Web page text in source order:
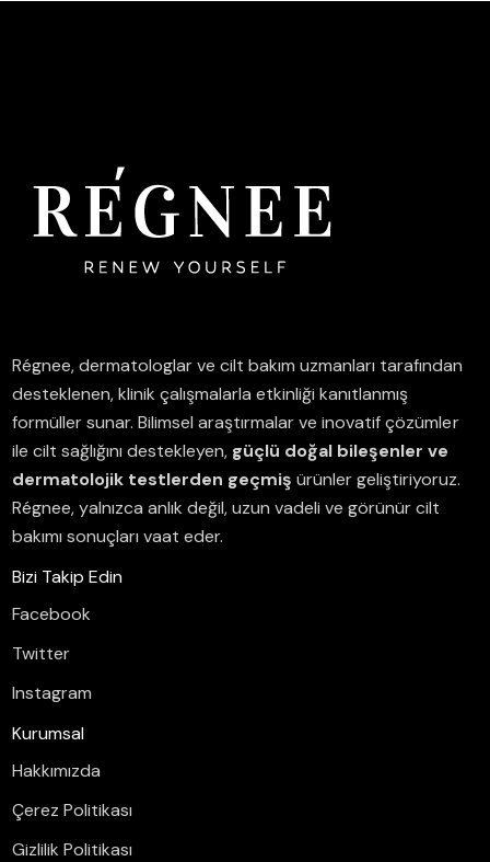
Régnee, dermatologlar ve cilt bakım uzmanları tarafından
desteklenen, klinik çalışmalarla etkinliği kanıtlanmış
formüller sunar.Bilimsel araştırmalar ve inovatif çözümler
ile cilt sağlığını destekleyen, güçlü doğal bileşenler ve
dermatolojik testlerden geçmiş ürünler geliştiriyoruz.
Régnee, yalnızca anlık değil, uzun vadeli ve görünür cilt
bakımı sonuçları vaat eder.
Bizi Takip Edin
Facebook
Twitter
Instagram
Kurumsal
Hakkımızda
Çerez Politikası
Gizlilik Politikası